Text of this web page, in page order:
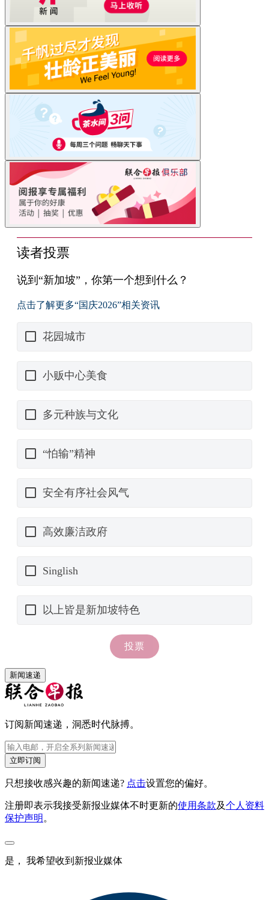
新闻速递
订阅新闻速递，洞悉时代脉搏。
立即订阅
只想接收感兴趣的新闻速递? 点击设置您的偏好。
注册即表示我接受新报业媒体不时更新的使用条款及个人资料
保护声明 。
是， 我希望收到新报业媒体